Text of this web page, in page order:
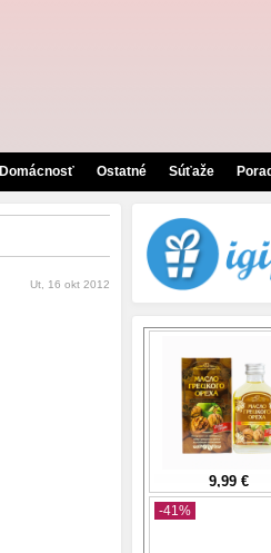
Domácnosť Ostatné Súťaže
Ut, 16 okt 2012